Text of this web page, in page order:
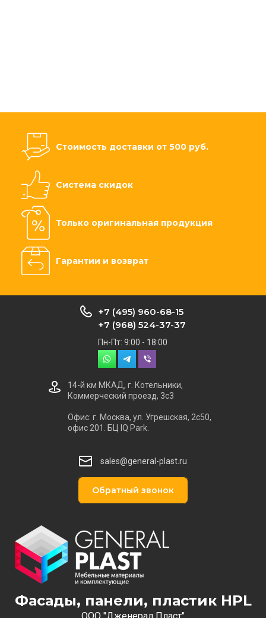
Стоимость доставки от 500 руб.
Система скидок
Только оригинальная продукция
Гарантии и возврат
Фасады, панели, пластик HPL
+7 (495) 960-68-15
+7 (968) 524-37-37
Пн-Пт: 9:00 - 18:00
14-й км МКАД, г. Котельники,
Коммерческий проезд, 3с3
Офис: г. Москва, ул. Угрешская, 2с50,
офис 201. БЦ IQ Park.
sales@general-plast.ru
Обратный звонок